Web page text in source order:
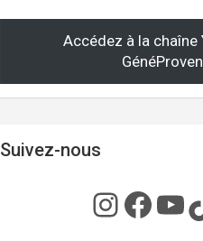
Accédez à la chaîne
Suivez-nous